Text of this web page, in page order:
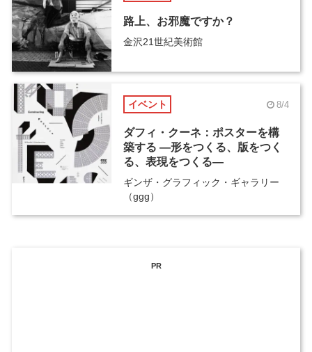
路上、お邪魔ですか？
金沢21世紀美術館
イベント 8/4
ダフィ・クーネ：ポスターを構
築する ―形をつくる、版をつく
る、表現をつくる―
ギンザ・グラフィック・ギャラリー
（ggg）
PR